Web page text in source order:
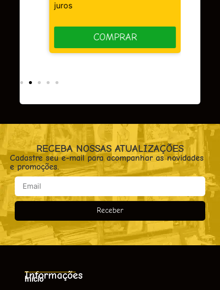
juros
COMPRAR
RECEBA NOSSAS ATUALIZAÇÕES
Cadastre seu e-mail para acompanhar as novidades
e promoções.
Receber
Informações
Início